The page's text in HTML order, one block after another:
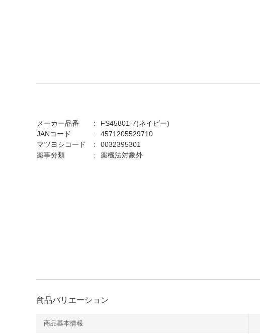
メーカー品番
FS45801-7(ネイビー)
JANコード
4571205529710
マツヨシコード
0032395301
薬事分類
薬機法対象外
商品バリエーション
商品基本情報